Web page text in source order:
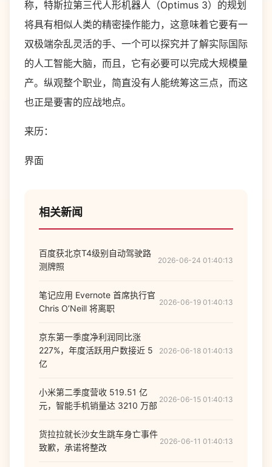
称，特斯拉第三代人形机器人（Optimus 3）的规划
将具有相似人类的精密操作能力，这意味着它要有一
双极端杂乱灵活的手、一个可以探究并了解实际国际
的人工智能大脑，而且，它有必要可以完成大规模量
产。纵观整个职业，简直没有人能统筹这三点，而这
也正是要害的应战地点。
来历：
界面
相关新闻
百度获北京T4级别自动驾驶路
测牌照
2026-06-24 01:40:13
笔记应用 Evernote 首席执行官
Chris O’Neill 将离职
2026-06-19 01:40:13
京东第一季度净利润同比涨
227%，年度活跃用户数接近 5
亿
2026-06-18 01:40:13
小米第二季度营收 519.51 亿
元，智能手机销量达 3210 万部
2026-06-15 01:40:13
货拉拉就长沙女生跳车身亡事件
致歉，承诺将整改
2026-06-11 01:40:13